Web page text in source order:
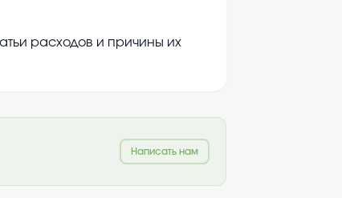
расходов и причины их
Написать нам